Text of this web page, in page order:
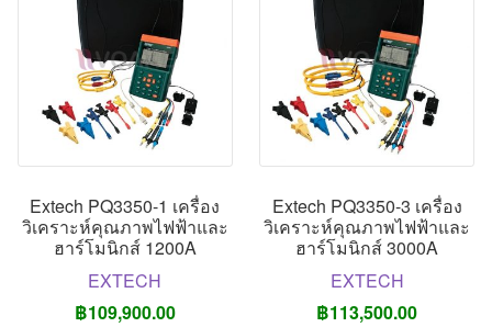
Extech PQ3350-1 เครื่อง
วิเคราะห์คุณภาพไฟฟ้าและ
ฮาร์โมนิกส์ 1200A
EXTECH
฿109,900.00
Extech PQ3350-3 เครื่อง
วิเคราะห์คุณภาพไฟฟ้าและ
ฮาร์โมนิกส์ 3000A
EXTECH
฿113,500.00